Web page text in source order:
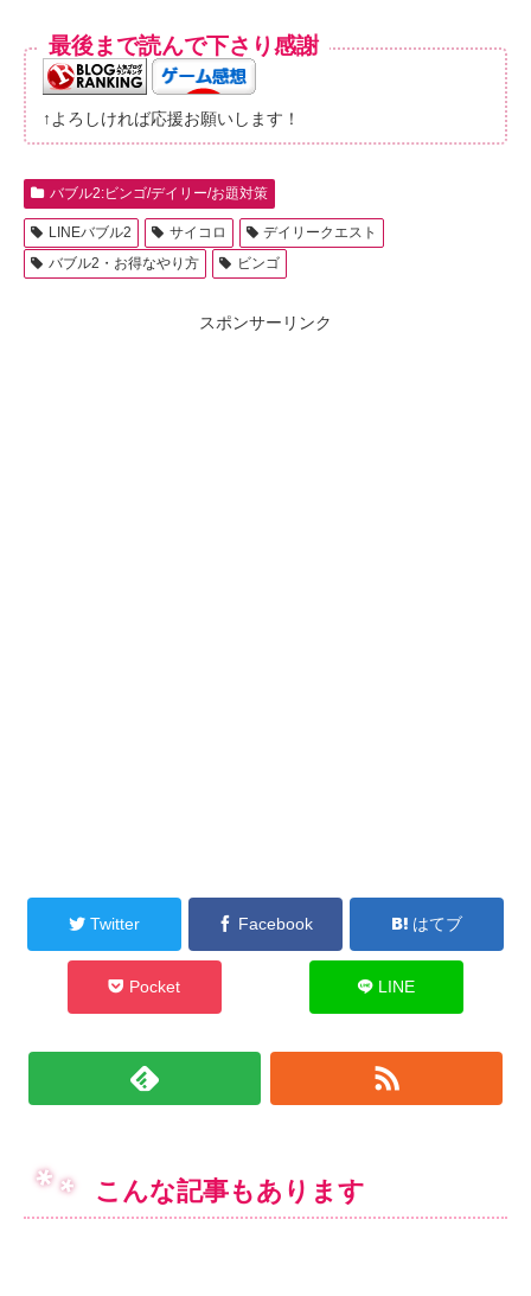
最後まで読んで下さり感謝
↑よろしければ応援お願いします！
バブル2:ビンゴ/デイリー/お題対策
LINEバブル2 サイコロ
デイリークエスト
バブル2・お得なやり方
ビンゴ
スポンサーリンク
Twitter Facebook はてブ
Pocket LINE
こんな記事もあります